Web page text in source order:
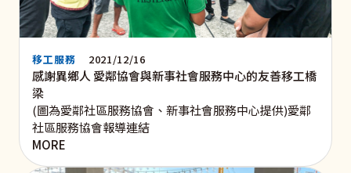
移工服務 2021/12/16
感謝異鄉人 愛鄰協會與新事社會服務中心的友善移工橋
梁
(圖為愛鄰社區服務協會、新事社會服務中心提供)愛鄰
社區服務協會報導連結
MORE